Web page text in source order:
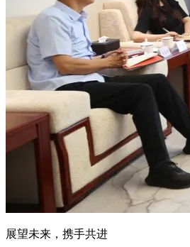
展望未来，携手共进